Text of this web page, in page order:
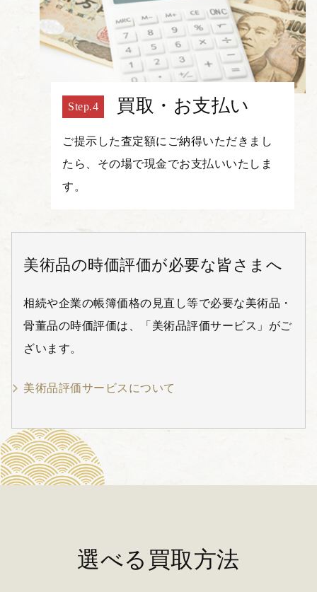
買取・お支払い
ご提示した査定額にご納得いただきまし
たら、その場で現金でお支払いいたしま
す。
美術品の時価評価が必要な皆さまへ
相続や企業の帳簿価格の見直し等で必要な美術品・
骨董品の時価評価は、「美術品評価サービス」がご
ざいます。
美術品評価サービスについて
選べる買取方法